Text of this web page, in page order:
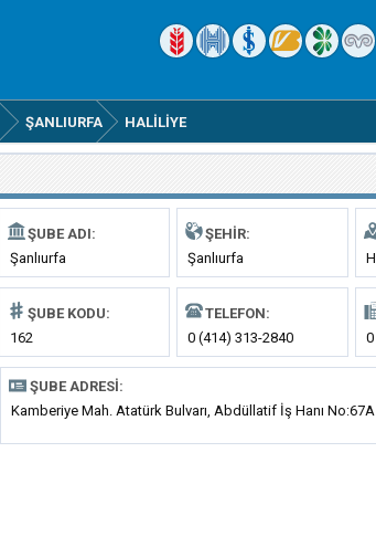
ŞANLIURFA HALILIYE
ŞUBE ADI:
Şanlıurfa
ŞEHIR:
Şanlıurfa
ŞUBE KODU:
162
TELEFON:
0 (414) 313-2840
ŞUBE ADRESI:
Kamberiye Mah. Atatürk Bulvarı, Abdüllatif İş Hanı